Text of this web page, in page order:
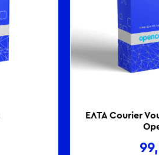
ΕΛΤΑ Courier